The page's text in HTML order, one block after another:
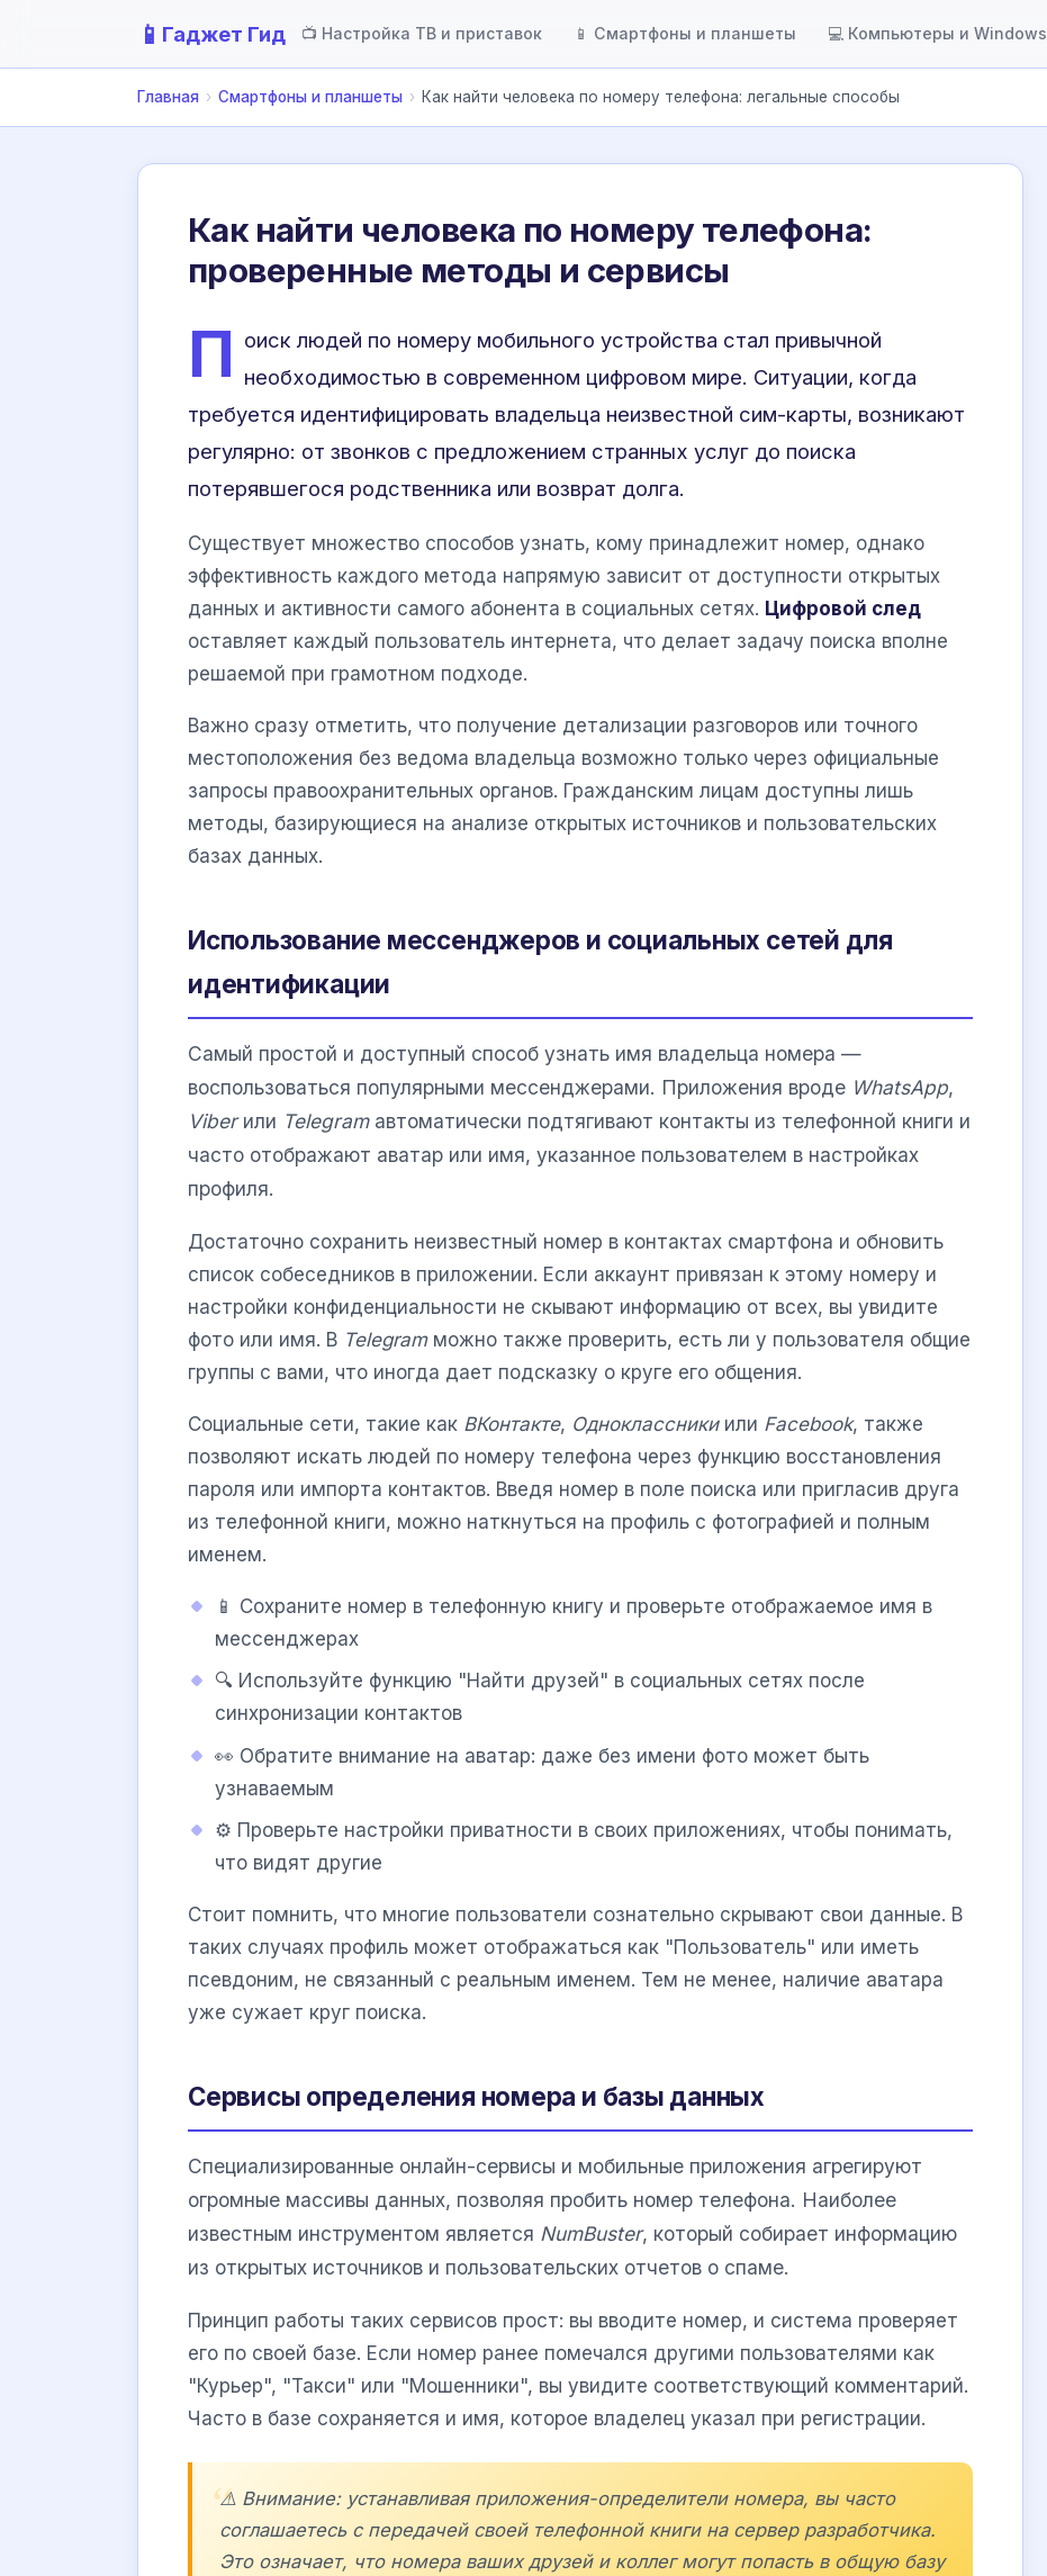
📱 Гаджет Гид 📺 Настройка ТВ и приставок 📱 Смартфоны и планшеты 💻 Компьютеры и Windows
Главная › Смартфоны и планшеты › Как найти человека по номеру телефона: легальные способы
Как найти человека по номеру телефона:
проверенные методы и сервисы
П оиск людей по номеру мобильного устройства стал привычной
необходимостью в современном цифровом мире. Ситуации, когда
требуется идентифицировать владельца неизвестной сим-карты, возникают
регулярно: от звонков с предложением странных услуг до поиска
потерявшегося родственника или возврат долга.
Существует множество способов узнать, кому принадлежит номер, однако
эффективность каждого метода напрямую зависит от доступности открытых
данных и активности самого абонента в социальных сетях. Цифровой след
оставляет каждый пользователь интернета, что делает задачу поиска вполне
решаемой при грамотном подходе.
Важно сразу отметить, что получение детализации разговоров или точного
местоположения без ведома владельца возможно только через официальные
запросы правоохранительных органов. Гражданским лицам доступны лишь
методы, базирующиеся на анализе открытых источников и пользовательских
базах данных.
Использование мессенджеров и социальных сетей для
идентификации
Самый простой и доступный способ узнать имя владельца номера —
воспользоваться популярными мессенджерами. Приложения вроде WhatsApp,
Viberили Telegramавтоматически подтягивают контакты из телефонной книги и
часто отображают аватар или имя, указанное пользователем в настройках
профиля.
Достаточно сохранить неизвестный номер в контактах смартфона и обновить
список собеседников в приложении. Если аккаунт привязан к этому номеру и
настройки конфиденциальности не скывают информацию от всех, вы увидите
фото или имя. В Telegramможно также проверить, есть ли у пользователя общие
группы с вами, что иногда дает подсказку о круге его общения.
Социальные сети, такие как ВКонтакте, Одноклассникиили Facebook, также
позволяют искать людей по номеру телефона через функцию восстановления
пароля или импорта контактов. Введя номер в поле поиска или пригласив друга
из телефонной книги, можно наткнуться на профиль с фотографией и полным
именем.
📱 Сохраните номер в телефонную книгу и проверьте отображаемое имя в
мессенджерах
🔍 Используйте функцию "Найти друзей" в социальных сетях после
синхронизации контактов
👀 Обратите внимание на аватар: даже без имени фото может быть
узнаваемым
⚙️ Проверьте настройки приватности в своих приложениях, чтобы понимать,
что видят другие
Стоит помнить, что многие пользователи сознательно скрывают свои данные. В
таких случаях профиль может отображаться как "Пользователь" или иметь
псевдоним, не связанный с реальным именем. Тем не менее, наличие аватара
уже сужает круг поиска.
Сервисы определения номера и базы данных
Специализированные онлайн-сервисы и мобильные приложения агрегируют
огромные массивы данных, позволяя пробить номер телефона. Наиболее
известным инструментом является NumBuster, который собирает информацию
из открытых источников и пользовательских отчетов о спаме.
Принцип работы таких сервисов прост: вы вводите номер, и система проверяет
его по своей базе. Если номер ранее помечался другими пользователями как
"Курьер", "Такси" или "Мошенники", вы увидите соответствующий комментарий.
Часто в базе сохраняется и имя, которое владелец указал при регистрации.
⚠️ Внимание: устанавливая приложения-определители номера, вы часто
соглашаетесь с передачей своей телефонной книги на сервер разработчика.
Это означает, что номера ваших друзей и коллег могут попасть в общую базу